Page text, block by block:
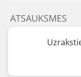
ATSAUKSMES